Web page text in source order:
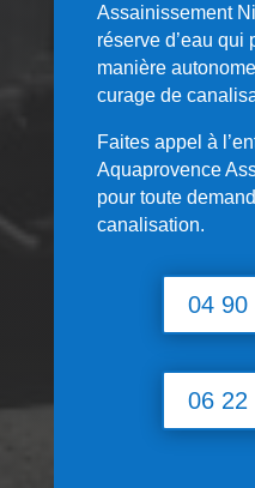
Assainissement
réserve d’eau qui
manière
curage de
Faites appel à
Aquaprovence
pour toute
canalisation.
04 90
06 22